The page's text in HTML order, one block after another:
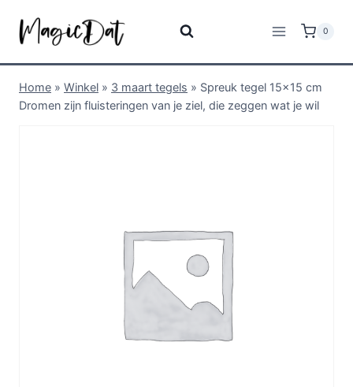
0
Home » Winkel » 3 maart tegels » Spreuk tegel 15×15 cm
Dromen zijn fluisteringen van je ziel, die zeggen wat je wil